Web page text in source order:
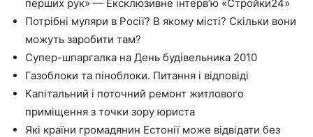
перших рук» — Ексклюзивне інтерв’ю «Стройки24»
Потрібні муляри в Росії? В якому місті? Скільки вони
можуть заробити там?
Супер-шпаргалка на День будівельника 2010
Газоблоки та піноблоки. Питання і відповіді
Капітальний і поточний ремонт житлового
приміщення з точки зору юриста
Які країни громадянин Естонії може відвідати без